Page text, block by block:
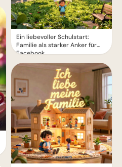
Ein liebevoller Schulstart:
Familie als starker Anker für
Facebook